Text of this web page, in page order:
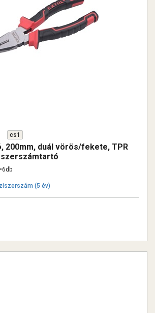
cs1
200mm, duál vörös/fekete, TPR
(5 év)